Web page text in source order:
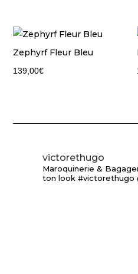
Zephyrf Fleur Bleu
139,00€
victorethugo
Maroquinerie &
ton look #victorethugo